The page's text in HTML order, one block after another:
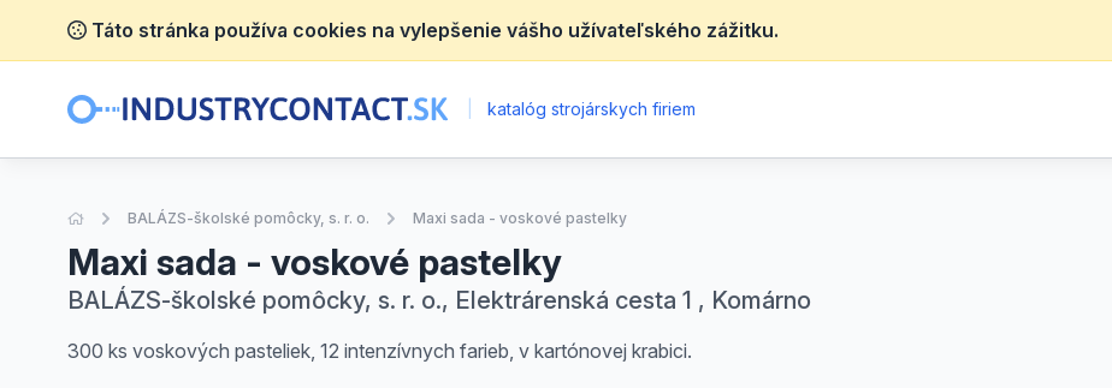
Táto stránka používa cookies na vylepšenie vášho užívateľského zážitku.
katalóg strojárskych firiem
Úvodná stránka
BALÁZS-školské pomôcky, s. r. o. Maxi sada - voskové pastelky
Maxi sada - voskové pastelky
BALÁZS-školské pomôcky, s. r. o., Elektrárenská cesta 1 , Komárno
300 ks voskových pasteliek, 12 intenzívnych farieb, v kartónovej krabici.